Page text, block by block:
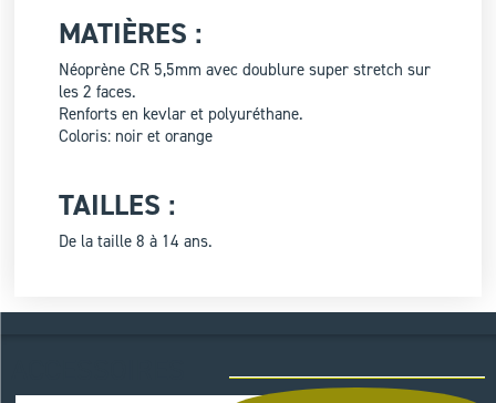
MATIÈRES :
Néoprène CR 5,5mm avec doublure super stretch sur
les 2 faces.
Renforts en kevlar et polyuréthane.
Coloris: noir et orange
TAILLES :
De la taille 8 à 14 ans.